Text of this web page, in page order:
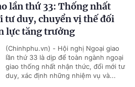
lần thứ 33: Thống nhất
tư duy, chuyển vị thế đối
lực tăng trưởng
(Chinhphu.vn) - Hội nghị Ngoại giao
lần thứ 33 là dịp để toàn ngành ngoại
giao thống nhất nhận thức, đổi mới tư
duy, xác định những nhiệm vụ và...